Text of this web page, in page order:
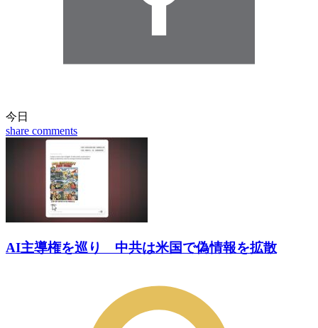
今日
share comments
AI主導権を巡り 中共は米国で偽情報を拡散